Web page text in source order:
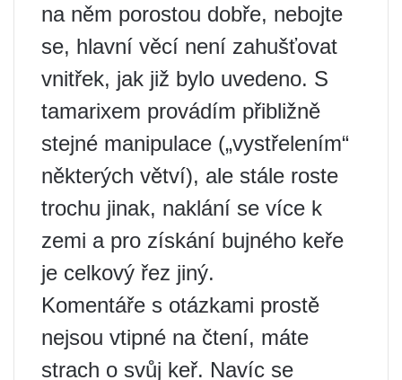
na něm porostou dobře, nebojte
se, hlavní věcí není zahušťovat
vnitřek, jak již bylo uvedeno. S
tamarixem provádím přibližně
stejné manipulace („vystřelením“
některých větví), ale stále roste
trochu jinak, naklání se více k
zemi a pro získání bujného keře
je celkový řez jiný.
Komentáře s otázkami prostě
nejsou vtipné na čtení, máte
strach o svůj keř. Navíc se